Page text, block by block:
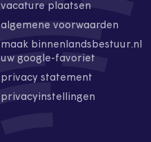
vacature plaatsen
algemene voorwaarden
maak binnenlandsbestuur.nl
uw google-favoriet
privacy statement
privacyinstellingen